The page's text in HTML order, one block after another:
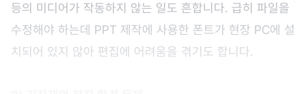
등의 미디어가 작동하지 않는 일도 흔합니다. 급히 파일을
수정해야 하는데 PPT 제작에 사용한 폰트가 현장 PC에 설
치되어 있지 않아 편집에 어려움을 겪기도 합니다.